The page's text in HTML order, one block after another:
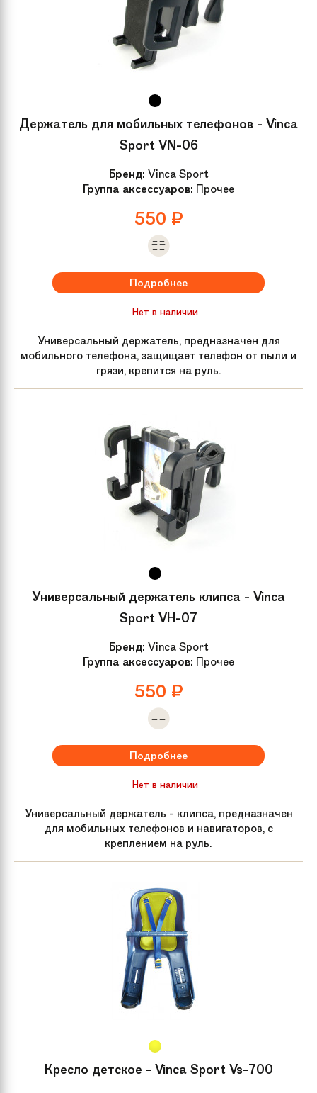
Держатель для мобильных телефонов - Vinca
Sport VN-06
Бренд: Vinca Sport
Группа аксессуаров: Прочее
550 ₽
Подробнее
Нет в наличии
Универсальный держатель, предназначен для
мобильного телефона, защищает телефон от пыли и
грязи, крепится на руль.
Универсальный держатель клипса - Vinca
Sport VH-07
Бренд: Vinca Sport
Группа аксессуаров: Прочее
550 ₽
Подробнее
Нет в наличии
Универсальный держатель - клипса, предназначен
для мобильных телефонов и навигаторов, с
креплением на руль.
Кресло детское - Vinca Sport Vs-700